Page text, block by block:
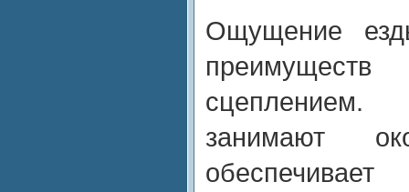
Ощущение
занимают